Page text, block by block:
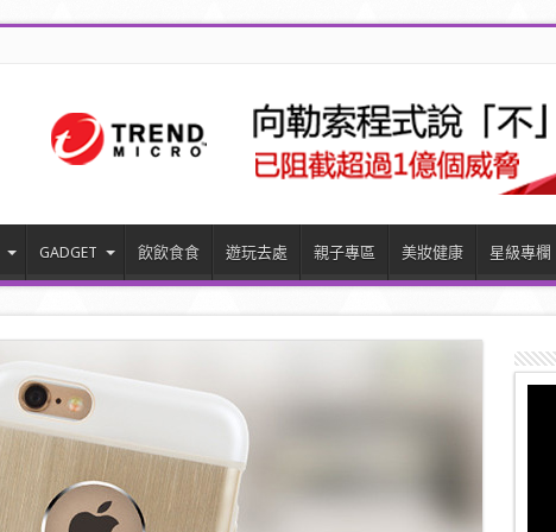
GADGET 飲飲食食 遊玩去處 親子專區 美妝健康 星級專欄